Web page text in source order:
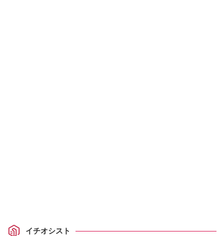
イチオシスト